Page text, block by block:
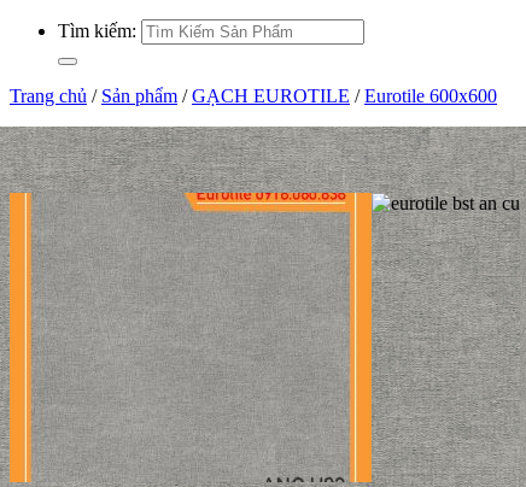
Tìm kiếm:
Trang chủ / Sản phẩm / GẠCH EUROTILE / Eurotile 600x600